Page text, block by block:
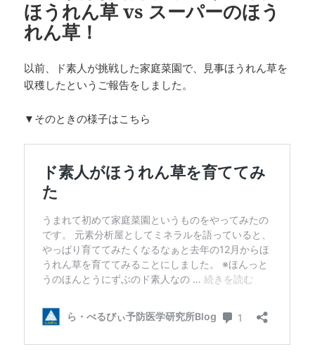
ほうれん草 vs スーパーのほう
れん草！
以前、ド素人が挑戦した家庭菜園で、見事ほうれん草を
収穫したというご報告をしました。
▼そのときの様子はこちら